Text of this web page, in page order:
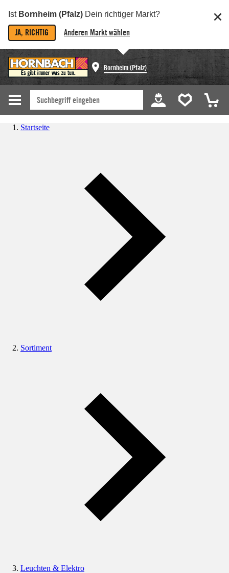
Ist Bornheim (Pfalz) Dein richtiger Markt?
JA, RICHTIG Anderen Markt wählen
Bornheim (Pfalz)
Startseite
Sortiment
Leuchten & Elektro